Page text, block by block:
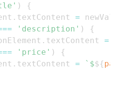
)
{
. textContent =
'description' )
{
. textContent =
'price' )
{
. textContent = ` $${